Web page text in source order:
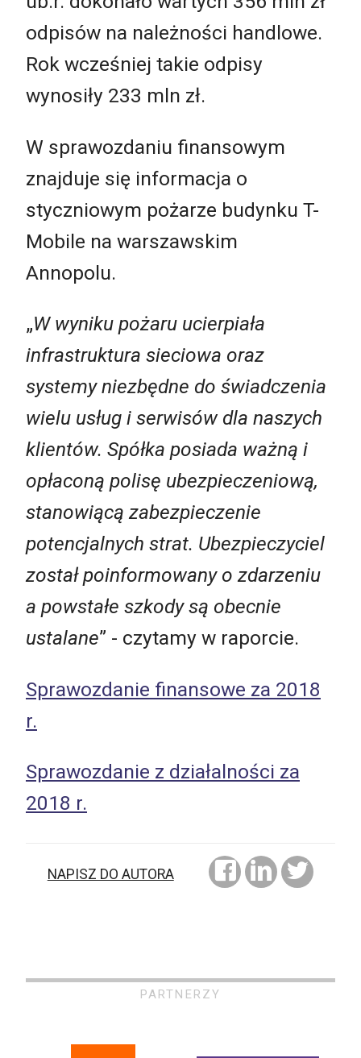
odpisów na należności handlowe.
Rok wcześniej takie odpisy
wynosiły 233 mln zł.
W sprawozdaniu finansowym
znajduje się informacja o
styczniowym pożarze budynku T-
Mobile na warszawskim
Annopolu.
„W wyniku pożaru ucierpiała
infrastruktura sieciowa oraz
systemy niezbędne do świadczenia
wielu usług i serwisów dla naszych
klientów. Spółka posiada ważną i
opłaconą polisę ubezpieczeniową,
stanowiącą zabezpieczenie
potencjalnych strat. Ubezpieczyciel
został poinformowany o zdarzeniu
a powstałe szkody są obecnie
ustalane” - czytamy w raporcie.
Sprawozdanie finansowe za 2018
r.
Sprawozdanie z działalności za
2018 r.
NAPISZ DO AUTORA
PARTNERZY